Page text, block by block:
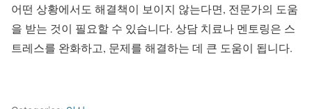
어떤 상황에서도 해결책이 보이지 않는다면, 전문가의 도움
을 받는 것이 필요할 수 있습니다. 상담 치료나 멘토링은 스
트레스를 완화하고, 문제를 해결하는 데 큰 도움이 됩니다.